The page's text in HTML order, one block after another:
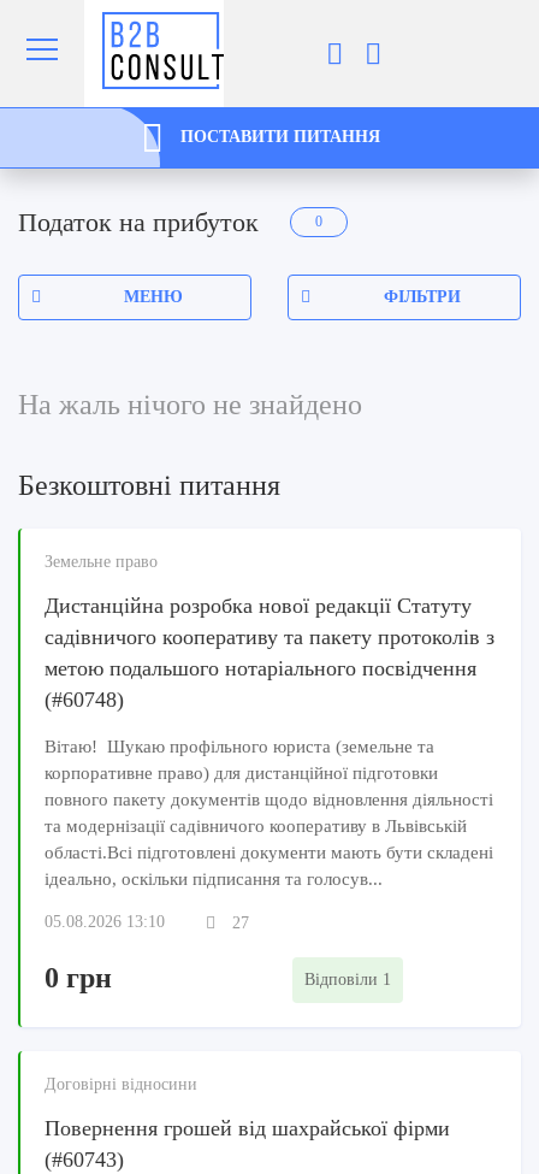
ПОСТАВИТИ ПИТАННЯ
Податок на прибуток 0
МЕНЮ ФІЛЬТРИ
На жаль нічого не знайдено
Безкоштовні питання
Земельне право
Дистанційна розробка нової редакції Статуту
садівничого кооперативу та пакету протоколів з
метою подальшого нотаріального посвідчення
(#60748)
Вітаю! Шукаю профільного юриста (земельне та
корпоративне право) для дистанційної підготовки
повного пакету документів щодо відновлення діяльності
та модернізації садівничого кооперативу в Львівській
області.Всі підготовлені документи мають бути складені
ідеально, оскільки підписання та голосув...
05.08.2026 13:10 27
0 грн Відповіли 1
Договірні відносини
Повернення грошей від шахрайської фірми
(#60743)